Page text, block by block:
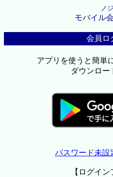
ノ
モバイル
会員ロ
アプリを使うと簡単
ダウンロー
パスワード未設
【ログイン